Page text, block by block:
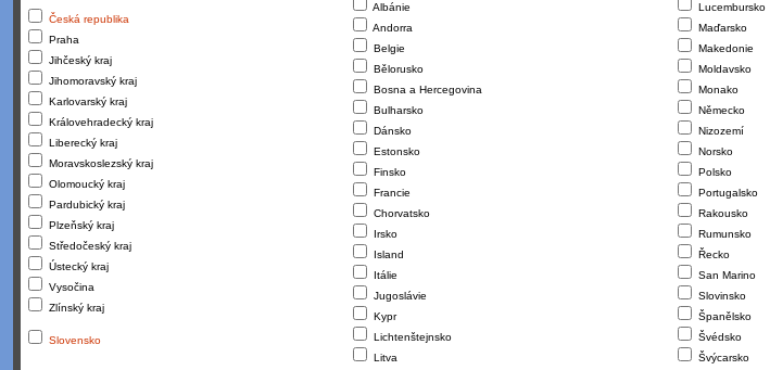
Česká republika
Praha
Jihčeský kraj
Jihomoravský kraj
Karlovarský kraj
Královehradecký kraj
Liberecký kraj
Moravskoslezský kraj
Olomoucký kraj
Pardubický kraj
Plzeňský kraj
Středočeský kraj
Ústecký kraj
Vysočina
Zlínský kraj
Slovensko
Albánie
Andorra
Belgie
Bělorusko
Bosna a Hercegovina
Bulharsko
Dánsko
Estonsko
Finsko
Francie
Chorvatsko
Irsko
Island
Itálie
Jugoslávie
Kypr
Lichtenštejnsko
Litva
Lucembursko
Maďarsko
Makedonie
Moldavsko
Monako
Německo
Nizozemí
Norsko
Polsko
Portugalsko
Rakousko
Rumunsko
Řecko
San Marino
Slovinsko
Španělsko
Švédsko
Švýcarsko